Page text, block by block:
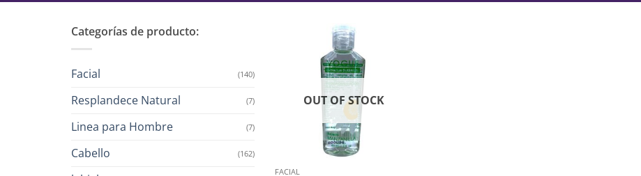
Categorías de producto:
Facial (140)
Resplandece Natural (7)
Linea para Hombre (7)
Cabello (162)
OUT OF STOCK
FACIAL